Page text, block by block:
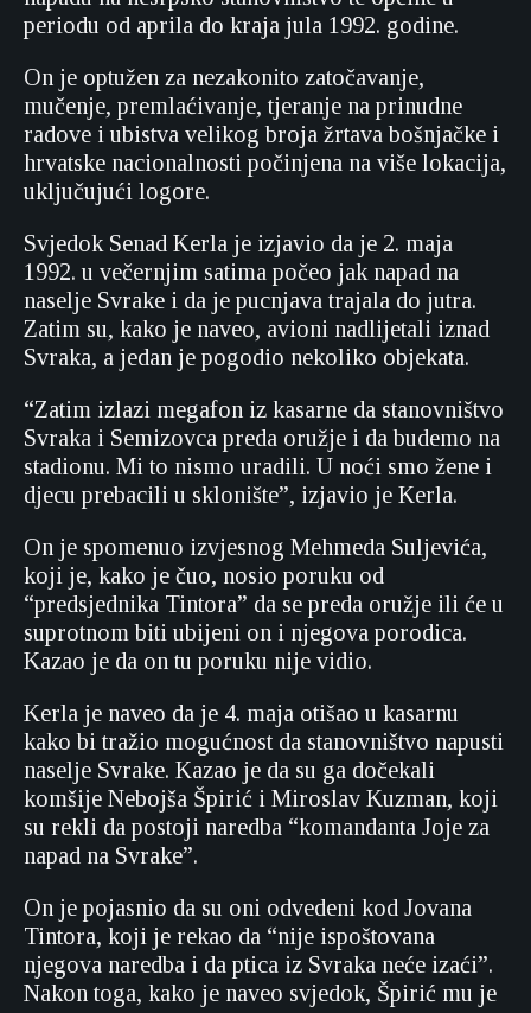
periodu od aprila do kraja jula 1992. godine.
On je optužen za nezakonito zatočavanje,
mučenje, premlaćivanje, tjeranje na prinudne
radove i ubistva velikog broja žrtava bošnjačke i
hrvatske nacionalnosti počinjena na više lokacija,
uključujući logore.
Svjedok Senad Kerla je izjavio da je 2. maja
1992. u večernjim satima počeo jak napad na
naselje Svrake i da je pucnjava trajala do jutra.
Zatim su, kako je naveo, avioni nadlijetali iznad
Svraka, a jedan je pogodio nekoliko objekata.
“Zatim izlazi megafon iz kasarne da stanovništvo
Svraka i Semizovca preda oružje i da budemo na
stadionu. Mi to nismo uradili. U noći smo žene i
djecu prebacili u sklonište”, izjavio je Kerla.
On je spomenuo izvjesnog Mehmeda Suljevića,
koji je, kako je čuo, nosio poruku od
“predsjednika Tintora” da se preda oružje ili će u
suprotnom biti ubijeni on i njegova porodica.
Kazao je da on tu poruku nije vidio.
Kerla je naveo da je 4. maja otišao u kasarnu
kako bi tražio mogućnost da stanovništvo napusti
naselje Svrake. Kazao je da su ga dočekali
komšije Nebojša Špirić i Miroslav Kuzman, koji
su rekli da postoji naredba “komandanta Joje za
napad na Svrake”.
On je pojasnio da su oni odvedeni kod Jovana
Tintora, koji je rekao da “nije ispoštovana
njegova naredba i da ptica iz Svraka neće izaći”.
Nakon toga, kako je naveo svjedok, Špirić mu je